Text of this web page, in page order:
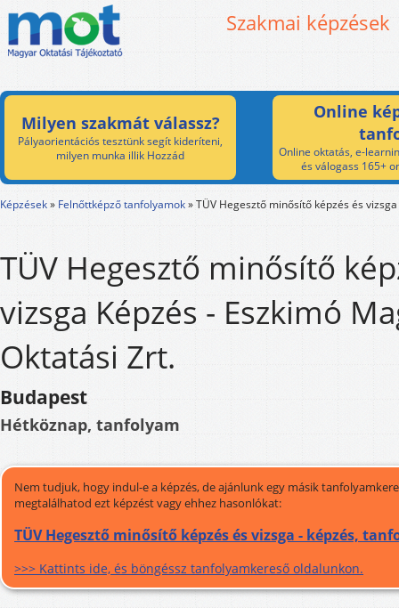
Szakmai képzések
Milyen szakmát válassz?
Pályaorientációs tesztünk segít kideríteni,
milyen munka illik Hozzád
Online
Online oktatás, e-
és válogass 165+
Képzések» Felnőttképző tanfolyamok»TÜV Hegesztő minősítő képzés és vizsga
TÜV Hegesztő minősítő
vizsga Képzés - Eszkimó
Oktatási Zrt.
Budapest
Hétköznap, tanfolyam
Nem tudjuk, hogy indul-e a képzés, de ajánlunk egy másik
megtalálhatod ezt képzést vagy ehhez hasonlókat:
TÜV Hegesztő minősítő képzés és vizsga - képzés,
>>> Kattints ide, és böngéssz tanfolyamkereső oldalunkon.